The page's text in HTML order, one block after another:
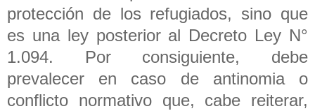
protección de los refugiados, sino que
es una ley posterior al Decreto Ley N°
1.094. Por consiguiente, debe
prevalecer en caso de antinomia o
conflicto normativo que, cabe reiterar,